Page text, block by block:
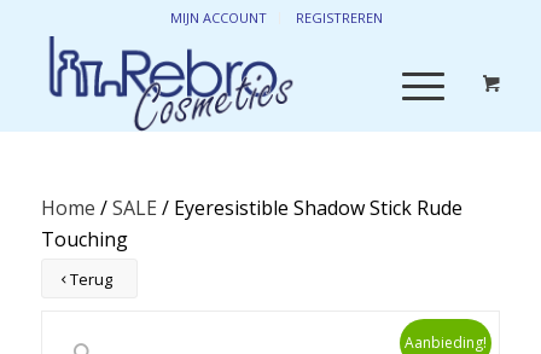
MIJN ACCOUNT REGISTREREN
Home /SALE / Eyeresistible Shadow Stick Rude
Touching
Terug
Aanbieding!